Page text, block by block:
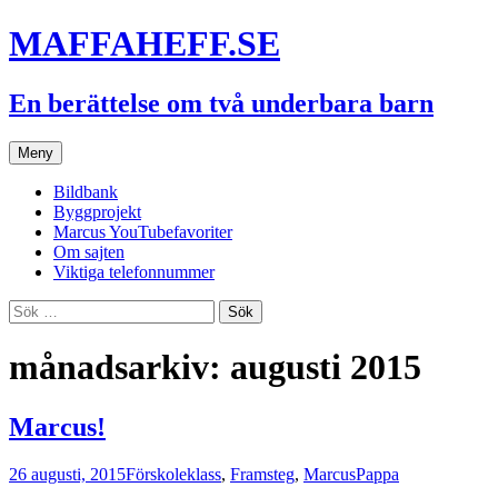
Hoppa
till
MAFFAHEFF.SE
En berättelse om två underbara barn
Meny
Bildbank
Byggprojekt
Marcus YouTubefavoriter
Om sajten
Viktiga telefonnummer
Sök
efter:
månadsarkiv: augusti 2015
Marcus!
26 augusti, 2015Förskoleklass, Framsteg, MarcusPappa